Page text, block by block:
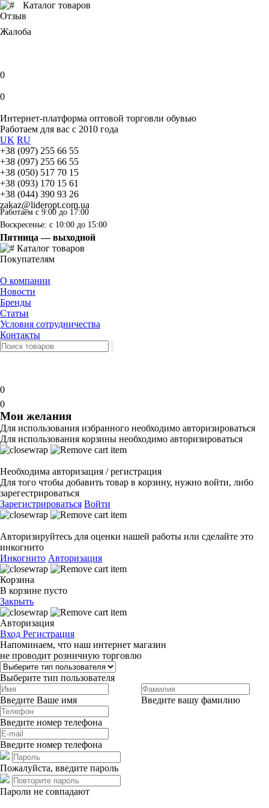
Каталог товаров
Отзыв
Жалоба
0
0
Интернет-платформа оптовой торговли обувью
Работаем для вас с 2010 года
UK RU
+38 (097) 255 66 55
+38 (097) 255 66 55
+38 (050) 517 70 15
+38 (093) 170 15 61
+38 (044) 390 93 26
zakaz@lideropt.com.ua
Работаем с 9:00 до 17:00
Воскресенье: с 10:00 до 15:00
Пятница — выходной
Каталог товаров
Покупателям
О компании
Новости
Бренды
Статьи
Условия сотрудничества
Контакты
0
0
Мои желания
Для использования избранного необходимо авторизироваться
Для использования корзины необходимо авторизироваться
Необходима авторизация / регистрация
Для того чтобы добавить товар в корзину, нужно войти, либо
зарегестрироваться
Зарегистрироваться Войти
Авторизируйтесь для оценки нашей работы или сделайте это
инкогнито
Инкогнито Авторизация
Корзина
В корзине пусто
Закрыть
Авторизация
Вход Регистрация
Напоминаем, что наш интернет магазин
не проводит розничную торговлю
Выберите тип пользователя
Введите Ваше имя Введите вашу фамилию
Введите номер телефона
Введите номер телефона
Пожалуйста, введите пароль
Пароли не совпадают